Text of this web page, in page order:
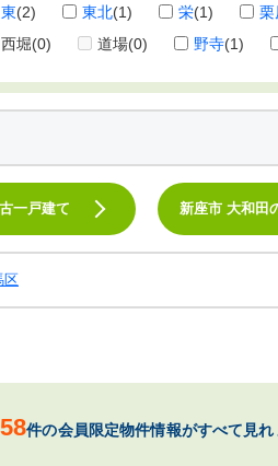
東(2) 東北(1) 栄(1) 栗
西堀(0) 道場(0) 野寺(1)
一戸建て 新座市 大和田
区
件の会員限定物件情報がすべて見れ